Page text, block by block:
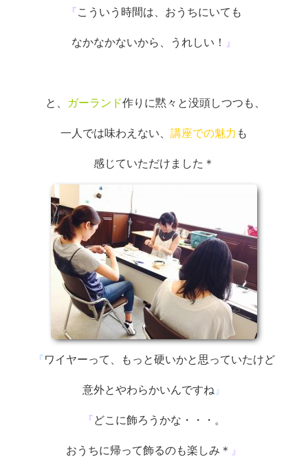
『 こういう時間は、おうちにいても
なかなかないから、うれしい！ 』
と、 ガーランド作りに黙々と没頭しつつも、
一人では味わえない、 講座での魅力 も
感じていただけました＊
『 ワイヤーって、もっと硬いかと思っていたけど
意外とやわらかいんですね 』
『 どこに飾ろうかな・・・。
おうちに帰って飾るのも楽しみ＊ 』